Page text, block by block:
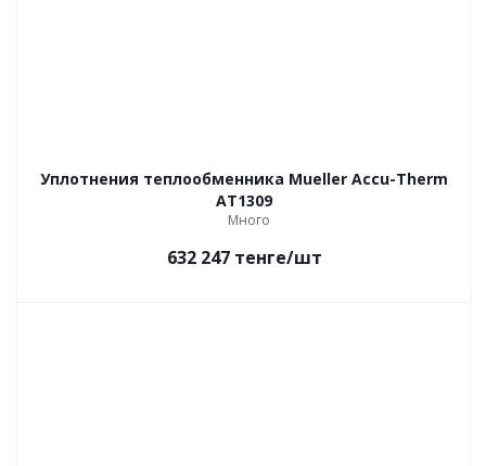
Уплотнения теплообменника Mueller Accu-Therm
AT1309
Много
632 247тенге/шт